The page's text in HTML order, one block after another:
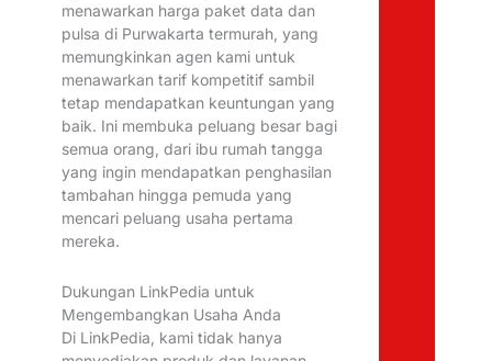
menawarkan harga paket data dan
pulsa di Purwakarta termurah, yang
memungkinkan agen kami untuk
menawarkan tarif kompetitif sambil
tetap mendapatkan keuntungan yang
baik. Ini membuka peluang besar bagi
semua orang, dari ibu rumah tangga
yang ingin mendapatkan penghasilan
tambahan hingga pemuda yang
mencari peluang usaha pertama
mereka.
Dukungan LinkPedia untuk
Mengembangkan Usaha Anda
Di LinkPedia, kami tidak hanya